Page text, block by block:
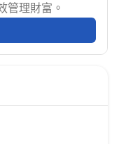
管理財富。